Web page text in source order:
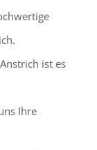
ist es
Ihre